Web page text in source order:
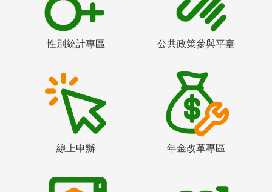
性別統計專區 公共政策參與平臺
線上申辦 年金改革專區